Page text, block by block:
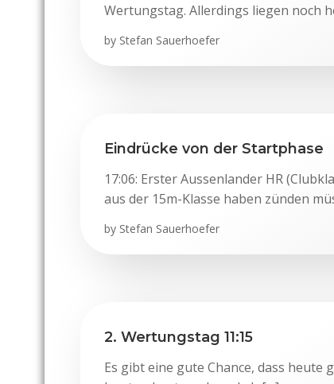
Wertungstag. Allerdings liegen noch
by Stefan Sauerhoefer
Eindrücke von der Startphase
17:06: Erster Aussenlander HR
aus der 15m-Klasse haben zünden
by Stefan Sauerhoefer
2. Wertungstag 11:15
Es gibt eine gute Chance, dass heute